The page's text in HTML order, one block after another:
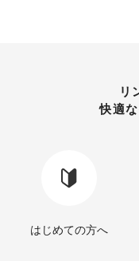
リ
快適
はじめての方へ